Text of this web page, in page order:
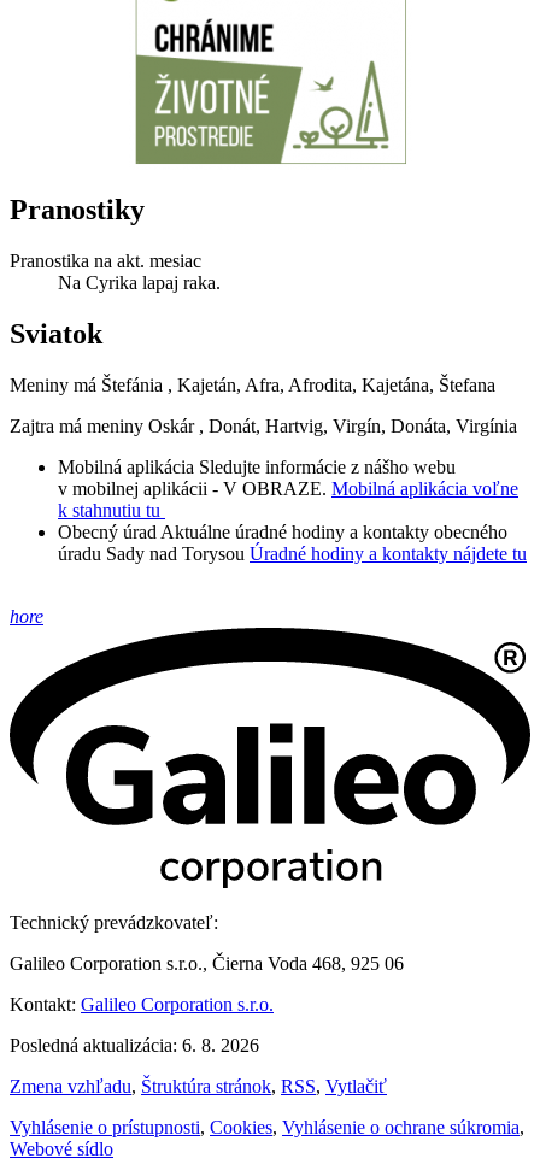
Pranostiky
Pranostika na akt. mesiac
Na Cyrika lapaj raka.
Sviatok
Meniny má Štefánia , Kajetán, Afra, Afrodita, Kajetána, Štefana
Zajtra má meniny Oskár , Donát, Hartvig, Virgín, Donáta, Virgínia
Mobilná aplikácia Sledujte informácie z nášho webu
v mobilnej aplikácii - V OBRAZE. Mobilná aplikácia voľne
k stahnutiu tu
Obecný úrad Aktuálne úradné hodiny a kontakty obecného
úradu Sady nad Torysou Úradné hodiny a kontakty nájdete tu
hore
Technický prevádzkovateľ:
Galileo Corporation s.r.o., Čierna Voda 468, 925 06
Kontakt: Galileo Corporation s.r.o.
Posledná aktualizácia: 6. 8. 2026
Zmena vzhľadu, Štruktúra stránok, RSS, Vytlačiť
Vyhlásenie o prístupnosti, Cookies, Vyhlásenie o ochrane súkromia,
Webové sídlo